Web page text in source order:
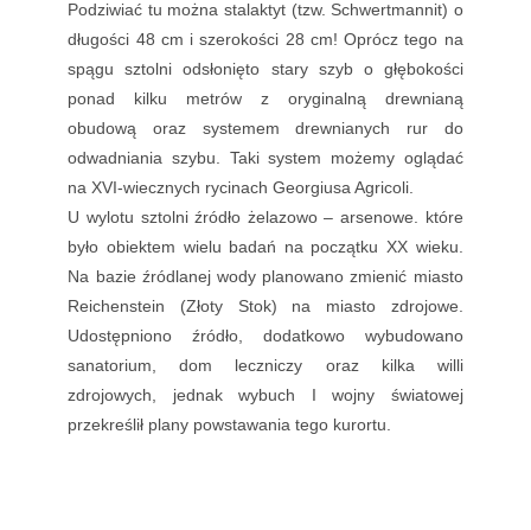
Podziwiać tu można stalaktyt (tzw. Schwertmannit) o
długości 48 cm i szerokości 28 cm! Oprócz tego na
spągu sztolni odsłonięto stary szyb o głębokości
ponad kilku metrów z oryginalną drewnianą
obudową oraz systemem drewnianych rur do
odwadniania szybu. Taki system możemy oglądać
na XVI-wiecznych rycinach Georgiusa Agricoli.
U wylotu sztolni źródło żelazowo – arsenowe. które
było obiektem wielu badań na początku XX wieku.
Na bazie źródlanej wody planowano zmienić miasto
Reichenstein (Złoty Stok) na miasto zdrojowe.
Udostępniono źródło, dodatkowo wybudowano
sanatorium, dom leczniczy oraz kilka willi
zdrojowych, jednak wybuch I wojny światowej
przekreślił plany powstawania tego kurortu.